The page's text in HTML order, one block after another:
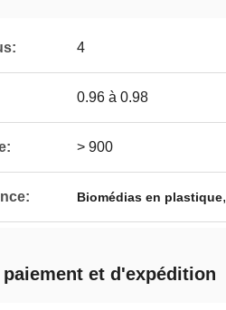
4
0.96 à 0.98
> 900
Biomédias en plastique,
et d'expédition